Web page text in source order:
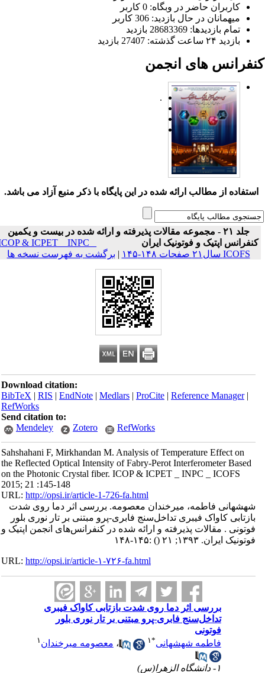
کاربران حاضر در وبگاه: 0 کاربر
میهمانان در حال بازدید: 306 کاربر
تمام بازدید‌ها: 28683369 بازدید
بازدید ۲۴ ساعت گذشته: 27407 بازدید
های انجمن
.
استفاده از مطالب ارائه شده در این پایگاه با ذکر منبع آزاد می باشد.
جلد ۲۱ - مجموعه مقالات پذیرفته و ارائه شده در بیست و یکمین
کنفرانس اپتیک و فوتونیک ایران
ICOP & ICPET _ INPC _
ICOFS سال۲۱ صفحات ۱۴۸-۱۴۵
| برگشت به فهرست نسخه ها
Download citation:
BibTeX|RIS|EndNote|Medlars|ProCite|Reference Manager
RefWorks
Send citation to:
Mendeley
Zotero RefWorks
Sahshahani F, Mirkhandan M. Analysis of Temperature Effect on
the Reflected Optical Intensity of Fabry-Perot Interferometer Based
on the Photonic Crystal fiber. ICOP & ICPET _ INPC _ ICOFS
2015; 21 :145-148
URL:http://opsi.ir/article-1-726-fa.html
شهشهانی فاطمه، میرخندان معصومه. بررسی اثر دما روی شدت
بازتابی کاواک فیبری تداخل‌سنج فابری-پرو مبتنی بر تار نوری بلور
فوتونی . مقالات پذیرفته و ارائه شده در کنفرانس‌های انجمن اپتیک و
فوتونیک ایران. ۱۳۹۳; ۲۱
() :۱۴۵-۱۴۸
URL:http://opsi.ir/article-۱-۷۲۶-fa.html
بررسی اثر دما روی شدت بازتابی کاواک فیبری
تداخل‌سنج فابری-پرو مبتنی بر تار نوری بلور
فوتونی
فاطمه شهشهانی
۱ ،معصومه میرخندان ۱